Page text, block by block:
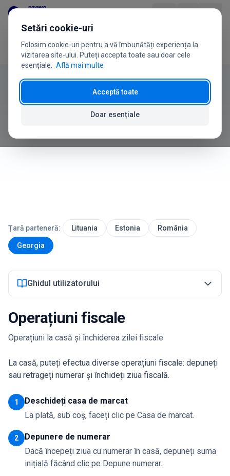
Sari la conținut
Produs
Industrii
Prețuri
Întrebări frecvente
+370 5 207 1558 Ai întrebări?
Începe acum
Acasă Ghidul utilizatorului Rapoarte
Rapoarte
Țară parteneră: Lituania Estonia România
Georgia
Ghidul utilizatorului
Operațiuni fiscale
Operațiuni la casă și închiderea zilei fiscale
La casă, puteți efectua diverse operațiuni fiscale: depuneți
sau retrageți numerar și închideți ziua fiscală.
1
Deschideți casa de marcat
La plată, sub coș, faceți clic pe Casa de marcat.
2
Depunere de numerar
Dacă începeți ziua cu numerar în casă, depuneți suma
inițială făcând clic pe Depune numerar.
Setări cookie-uri
Folosim cookie-uri pentru a vă îmbunătăți experiența la
vizitarea site-ului. Puteți accepta toate sau doar cele
esențiale.
Află mai multe
Doar esențiale
Acceptă toate